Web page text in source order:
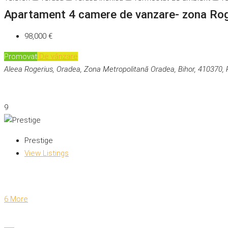
Apartament 4 camere de vanzare- zona
98,000 €
Promovat De vânzare
Aleea Rogerius, Oradea, Zona Metropolitană Oradea, Bihor, 410370,
9
Prestige
View Listings
6 More